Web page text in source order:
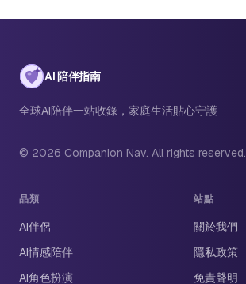
AI 陪伴指南
全球AI陪伴一站收錄，家庭生活貼心守護
© 2026 Companion Nav. All rights reserved.
品類
AI伴侶
AI情感陪伴
AI角色扮演
站點
關於我們
隱私政策
免責聲明